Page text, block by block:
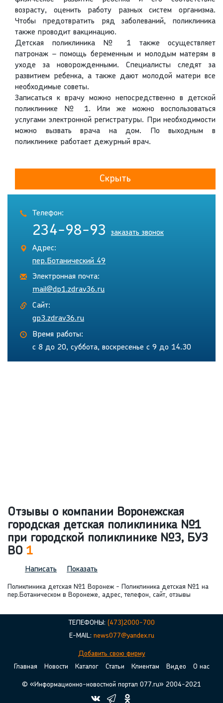
возрасту, оценить работу разных систем организма.
Чтобы предотвратить ряд заболеваний, поликлиника
также проводит вакцинацию.
Детская поликлиника № 1 также осуществляет
патронаж – помощь беременным и молодым матерям в
уходе за новорожденными. Специалисты следят за
развитием ребенка, а также дают молодой матери все
необходимые советы.
Записаться к врачу можно непосредственно в детской
поликлинике № 1. Или же можно воспользоваться
услугами электронной регистратуры. При необходимости
можно вызвать врача на дом. По выходным в
поликлинике работает дежурный врач.
Скрыть
Телефон:
234-98-93
заказать звонок
Адрес:
пер.Ботанический 49
Электронная почта:
mail@dp1.zdrav36.ru
Сайт:
gp3.zdrav36.ru
Время работы:
с 8 до 20, суббота, воскресенье с 9 до 14.30
Отзывы о компании Воронежская
городская детская поликлиника №1
при городской поликлинике №3, БУЗ
ВО 1
Написать Показать
Поликлиника детская №1 Воронеж - Поликлиника детская №1 на
пер.Ботаническом в Воронеже, адрес, телефон, сайт, отзывы
ТЕЛЕФОНЫ: (473)2000-700
E-MAIL: news077@yandex.ru
Добавить свою фирму
Главная
Новости Каталог Статьи Клиентам Видео О нас
© «Информационно-новостной портал 077.ru» 2004-2021